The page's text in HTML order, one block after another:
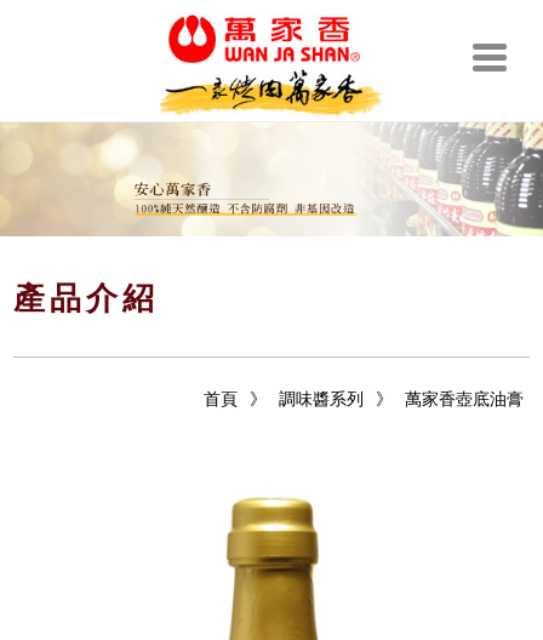
產品介紹
萬家香壺底油膏
》
調味醬系列
》
首頁